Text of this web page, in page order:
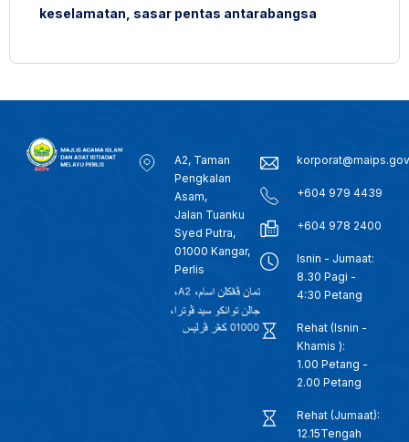
keselamatan, sasar pentas antarabangsa
A2, Taman
Pengkalan
Asam,
Jalan Tuanku
Syed Putra,
01000 Kangar,
Perlis
+604 979 4439
+604 978 2400
Isnin - Jumaat:
8.30 Pagi -
4:30 Petang
Rehat (Isnin -
Khamis ):
1.00 Petang -
2.00 Petang
Rehat (Jumaat):
12.15Tengah